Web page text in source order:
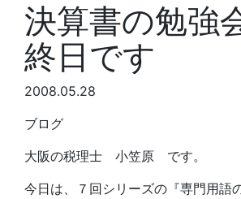
決算書の勉強
終日です
2008.05.28
ブログ
大阪の税理士 小笠原 です。
今日は、７回シリーズの『専門用語